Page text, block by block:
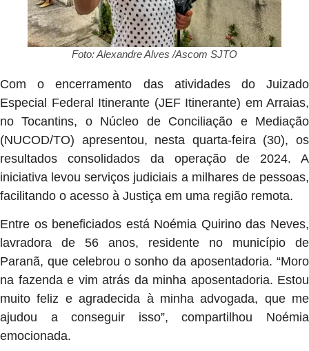
Foto: Alexandre Alves /Ascom SJTO
Com o encerramento das atividades do Juizado
Especial Federal Itinerante (JEF Itinerante) em Arraias,
no Tocantins, o Núcleo de Conciliação e Mediação
(NUCOD/TO) apresentou, nesta quarta-feira (30), os
resultados consolidados da operação de 2024. A
iniciativa levou serviços judiciais a milhares de pessoas,
facilitando o acesso à Justiça em uma região remota.
Entre os beneficiados está Noémia Quirino das Neves,
lavradora de 56 anos, residente no município de
Paranã, que celebrou o sonho da aposentadoria. “Moro
na fazenda e vim atrás da minha aposentadoria. Estou
muito feliz e agradecida à minha advogada, que me
ajudou a conseguir isso”, compartilhou Noémia
emocionada.